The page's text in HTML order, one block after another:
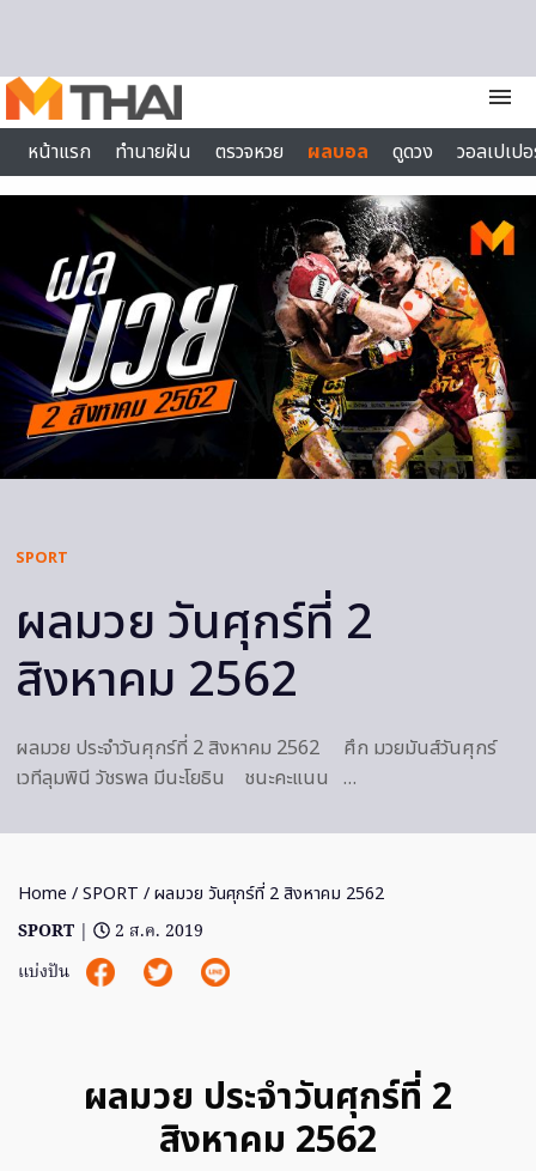
menu
หน้าแรก
ทำนายฝัน ตรวจหวย ผลบอล ดูดวง
วอลเปเป
ไลฟ์สไตล์
SPORT
ผลมวย วันศุกร์ที่ 2
สิงหาคม 2562
ผลมวย ประจำวันศุกร์ที่ 2 สิงหาคม 2562 ศึก มวยมันส์วันศุกร์
เวทีลุมพินี วัชรพล มีนะโยธิน ชนะคะแนน …
Home /SPORT / ผลมวย วันศุกร์ที่ 2 สิงหาคม 2562
SPORT |
2 ส.ค. 2019
แบ่งปัน
ผลมวย ประจำวันศุกร์ที่ 2
สิงหาคม 2562